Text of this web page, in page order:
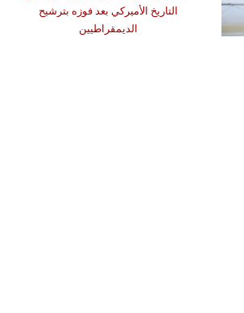
التاريخ الأميركي بعد فوزه بترشيح
الديمقراطيين